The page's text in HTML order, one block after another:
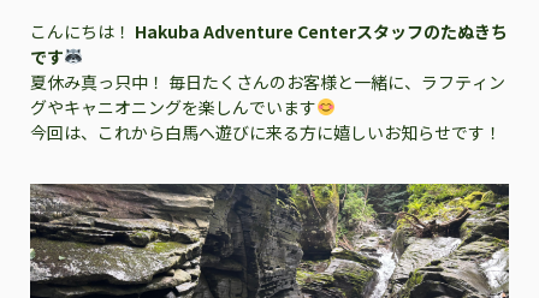
割」で白馬のアクティビティを楽しもう♪
こんにちは！ Hakuba Adventure Centerスタッフのたぬきち
です
夏休み真っ只中！ 毎日たくさんのお客様と一緒に、ラフティン
グやキャニオニングを楽しんでいます
今回は、これから白馬へ遊びに来る方に嬉しいお知らせです！